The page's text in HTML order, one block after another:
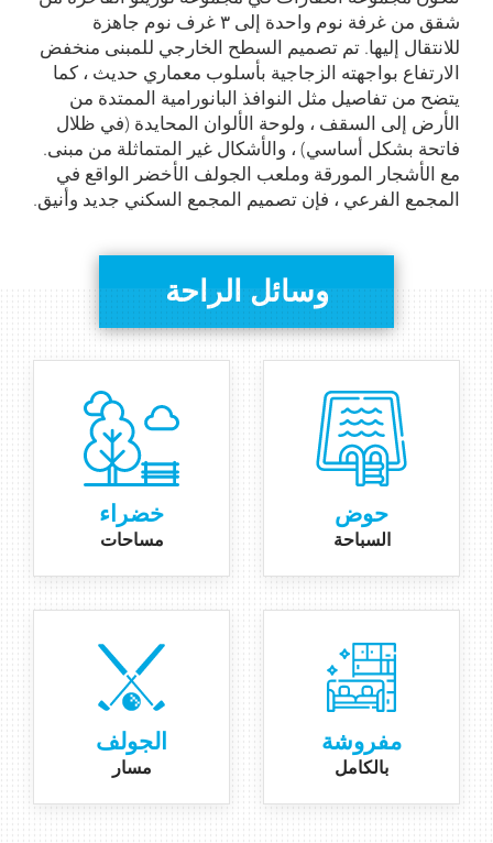
شقق من غرفة نوم واحدة إلى ۳ غرف نوم جاهزة
للانتقال إليها. تم تصميم السطح الخارجي للمبنى منخفض
الارتفاع بواجهته الزجاجية بأسلوب معماري حديث ، كما
يتضح من تفاصيل مثل النوافذ البانورامية الممتدة من
الأرض إلى السقف ، ولوحة الألوان المحايدة (في ظلال
فاتحة بشكل أساسي) ، والأشكال غير المتماثلة من مبنى.
مع الأشجار المورقة وملعب الجولف الأخضر الواقع في
المجمع الفرعي ، فإن تصميم المجمع السكني جديد وأنيق.
وسائل الراحة
خضراء
مساحات
حوض
السباحة
الجولف
مسار
مفروشة
بالكامل